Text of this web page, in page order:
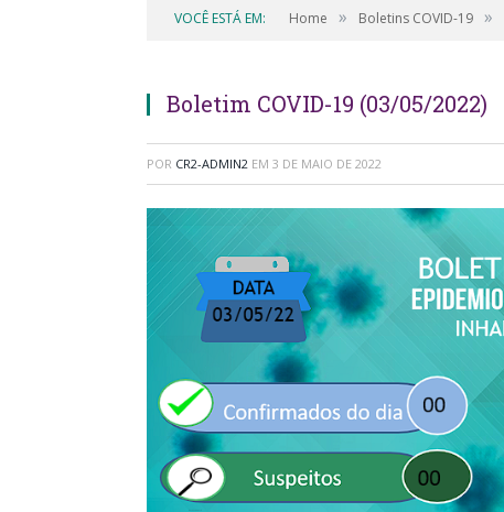
VOCÊ ESTÁ EM: Home » Boletins COVID-19 »
Boletim COVID-19 (03/05/2022)
POR CR2-ADMIN2 EM 3 DE MAIO DE 2022